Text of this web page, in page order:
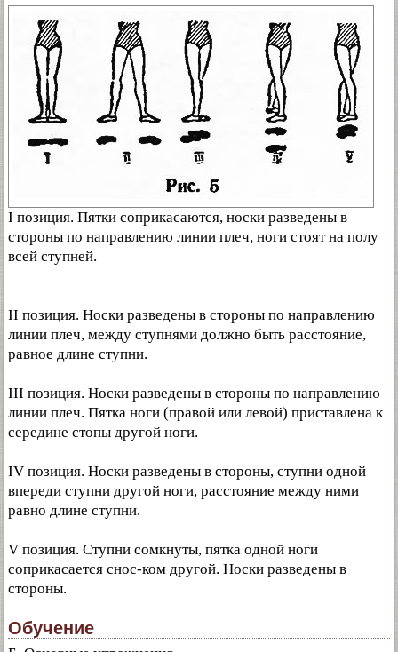
I позиция. Пятки соприкасаются, носки разведены в
стороны по направлению линии плеч, ноги стоят на полу
всей ступней.
II позиция. Носки разведены в стороны по направлению
линии плеч, между ступнями должно быть расстояние,
равное длине ступни.
III позиция. Носки разведены в стороны по направлению
линии плеч. Пятка ноги (правой или левой) приставлена к
середине стопы другой ноги.
IV позиция. Носки разведены в стороны, ступни одной
впереди ступни другой ноги, расстояние между ними
равно длине ступни.
V позиция. Ступни сомкнуты, пятка одной ноги
соприкасается снос-ком другой. Носки разведены в
стороны.
Обучение